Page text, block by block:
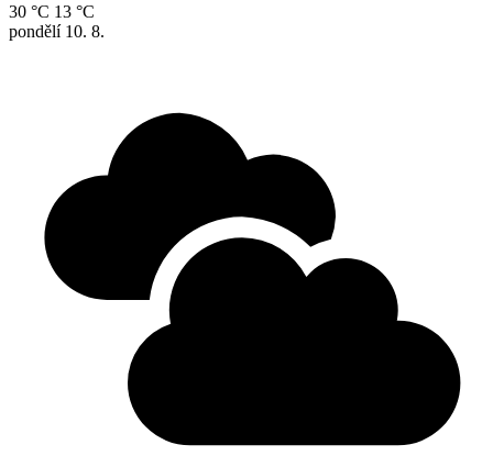
30 °C 13 °C
pondělí 10. 8.